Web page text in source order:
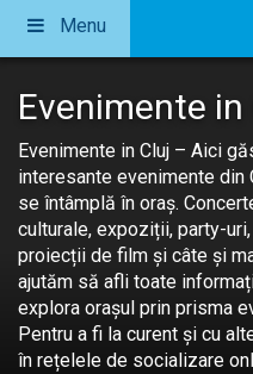
Menu
Evenimente in
Evenimente in Cluj – Aici
interesante evenimente din
se întâmplă în oraș.
culturale, expoziții, party-
proiecții de film și câte și
ajutăm să afli toate
explora orașul prin prisma
Pentru a fi la curent și cu
în rețelele de socializare